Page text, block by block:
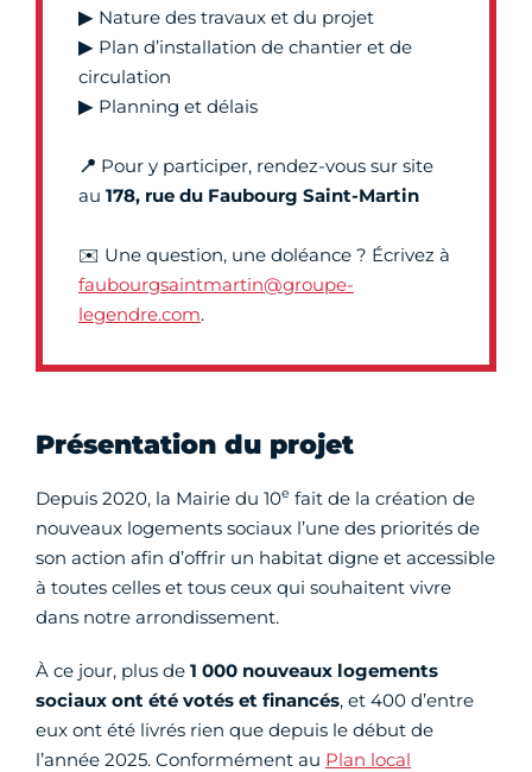
▶ Nature des travaux et du projet
▶ Plan d’installation de chantier et de
circulation
▶ Planning et délais
📍 Pour y participer, rendez-vous sur site
au 178, rue du Faubourg Saint-Martin
✉️ Une question, une doléance ? Écrivez à
faubourgsaintmartin@groupe-
legendre.com.
Présentation du projet
Depuis 2020, la Mairie du 10e fait de la création de
nouveaux logements sociaux l’une des priorités de
son action afin d’offrir un habitat digne et accessible
à toutes celles et tous ceux qui souhaitent vivre
dans notre arrondissement.
À ce jour, plus de 1 000 nouveaux logements
sociaux ont été votés et financés, et 400 d’entre
eux ont été livrés rien que depuis le début de
l’année 2025. Conformément au Plan local